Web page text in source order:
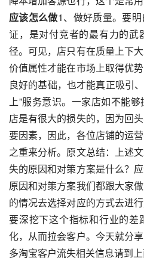
应该怎么做1、做好质量。要
证，是对付竞者的最有力的武
径。可见，店只有在质量上下
价值属性才能在市场上取得优
良好的基础，也才能真正吸引
上”服务意识。一家店如不能
店是有很大的损失的，因为回
要因素，因此，各位店铺的运
之重来分析。原文总结：上述
失的原因和对策方案是什么？
原因和对策方案我们都跟大家
的情况去选择对应的方式去进
要深挖下这个指标和行业的差
化，从而拉会客户。今天就分
多淘宝客户流失相关信息请到